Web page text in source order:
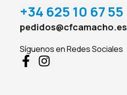
+34 625 10 67 55
pedidos@cfcamacho.es
Síguenos en Redes Sociales